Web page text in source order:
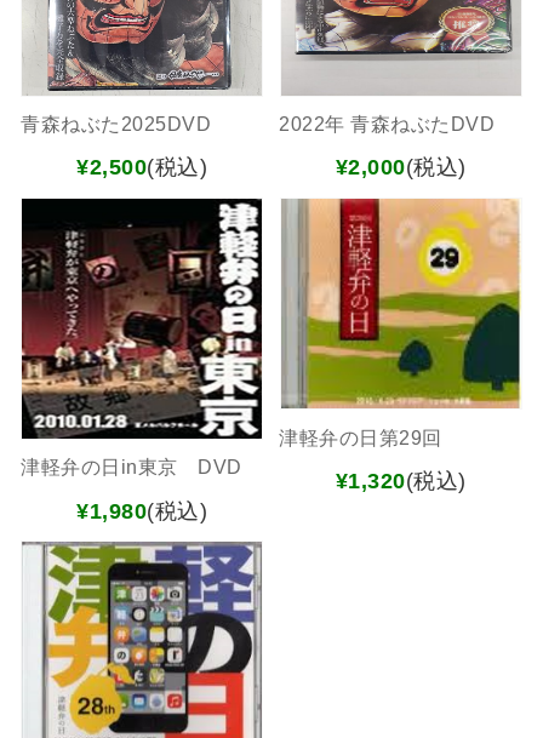
青森ねぶた2025DVD
¥2,500(税込)
2022年 青森ねぶたDVD
¥2,000(税込)
津軽弁の日in東京 DVD
¥1,980(税込)
津軽弁の日第29回
¥1,320(税込)